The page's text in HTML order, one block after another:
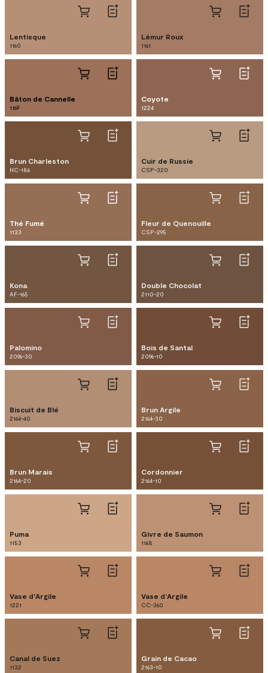
Lentisque
1160
Lémur Roux
1161
Bâton de Cannelle
1169
Coyote
1224
Brun Charleston
HC-186
Cuir de Russie
CSP-320
Thé Fumé
1133
Fleur de Quenouille
CSP-295
Kona
AF-165
Double Chocolat
2110-20
Palomino
2096-30
Bois de Santal
2096-10
Biscuit de Blé
2164-40
Brun Argile
2164-30
Brun Marais
2164-20
Cordonnier
2164-10
Puma
1153
Givre de Saumon
1168
Vase d'Argile
1221
Vase d'Argile
CC-360
Canal de Suez
1132
Grain de Cacao
2163-10